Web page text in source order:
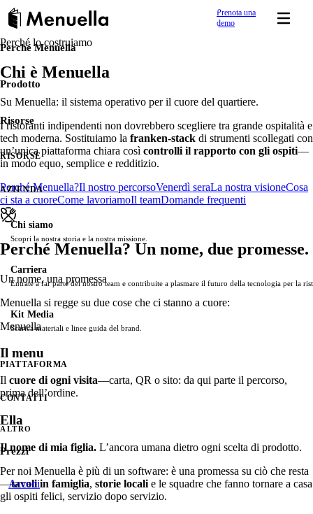
Prenota una
demo
Online in pochi giorni.
Crea un sito web ristorante responsive con editor drag-
Menu online e QR
Menu digitale professionale per la visibilità—5 lingue,
SEO per ristoranti
Migliora il posizionamento su Google locale e sulle
Menuella.
Crea una pagina link tutto-in-uno (stile link in
Crea e misura link brevi di brand per promo, menu QR,
Usa stock premium o carica i tuoi contenuti per
Ordinazione online
Commande téléphonique IA PREVIEW
commission, direct en cuisine.
Commande sur borne
Guide chiare e risposte per gestire il tuo ristorante con Menuella.
Academy
Impara con tutorial, corsi e articoli.
Blog
Articoli e guide su menu digitali e gestione ristorante.
Food Wiki
Un riferimento in parole semplici ai piatti dei menu dei ristoranti.
Scopri come i ristoranti hanno successo con Menuella.
Collegate Menuella con Stripe, Google, PayPal e altro ancora.
Ecosistema
Menuella per gestire e far crescere il vostro ristorante.
Perché Menuella
Prodotto
Risorse
RISORSE
AZIENDA
Chi siamo
Scopri la nostra storia e la nostra missione.
Carriera
Entrate a far parte del nostro team e contribuite a plasmare il futuro della tecnologia per la
Kit Media
Scarica materiali e linee guida del brand.
PIATTAFORMA
CONTATTI
ALTRO
Prezzi
Accedi
Perché lo costruiamo
Chi è Menuella
Su Menuella: il sistema operativo per il cuore del quartiere.
I ristoranti indipendenti non dovrebbero scegliere tra grande ospitalità e
tech moderna. Sostituiamo la franken-stack di strumenti scollegati con
un’unica piattaforma chiara così controlli il rapporto con gli ospiti—
in modo equo, semplice e redditizio.
Perché Menuella?Il nostro percorsoVenerdì seraLa nostra visioneCosa
ci sta a cuoreCome lavoriamoIl teamDomande frequenti
Perché Menuella? Un nome, due promesse.
Un nome, una promessa
Menuella si regge su due cose che ci stanno a cuore:
Menuella
Il menu
Il cuore di ogni visita—carta, QR o sito: da qui parte il percorso,
prima dell’ordine.
Ella
Il nome di mia figlia. L’ancora umana dietro ogni scelta di prodotto.
Per noi Menuella è più di un software: è una promessa su ciò che resta
—tavoli in famiglia, storie locali e le squadre che fanno tornare a casa
gli ospiti felici, servizio dopo servizio.